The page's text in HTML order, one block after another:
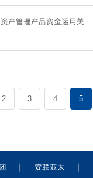
产管理产品资金运用关
2 3 4 5
安联亚太